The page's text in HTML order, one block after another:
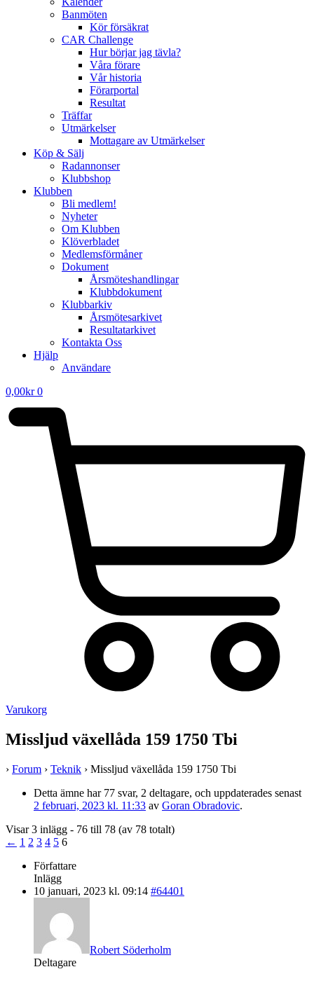
Banmöten
Kör försäkrat
CAR Challenge
Hur börjar jag tävla?
Våra förare
Vår historia
Förarportal
Resultat
Träffar
Utmärkelser
Mottagare av Utmärkelser
Köp & Sälj
Radannonser
Klubbshop
Klubben
Bli medlem!
Nyheter
Om Klubben
Klöverbladet
Medlemsförmåner
Dokument
Årsmöteshandlingar
Klubbdokument
Klubbarkiv
Årsmötesarkivet
Resultatarkivet
Kontakta Oss
Hjälp
Användare
0,00kr 0
Varukorg
Missljud växellåda 159 1750 Tbi
› Forum › Teknik › Missljud växellåda 159 1750 Tbi
Detta ämne har 77 svar, 2 deltagare, och uppdaterades senast
2 februari, 2023 kl. 11:33 av Goran Obradovic.
Visar 3 inlägg - 76 till 78 (av 78 totalt)
← 1 2 3 4 5 6
Författare
Inlägg
10 januari, 2023 kl. 09:14 #64401
Robert Söderholm
Deltagare